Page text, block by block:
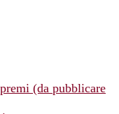
(da pubblicare